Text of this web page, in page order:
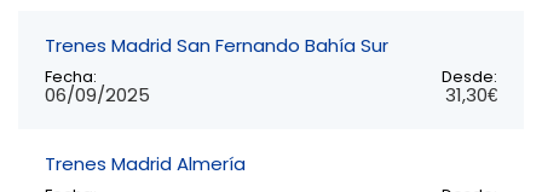
Trenes Madrid San Fernando Bahía Sur
Fecha:
06/09/2025
Desde:
31,30€
Trenes Madrid Almería